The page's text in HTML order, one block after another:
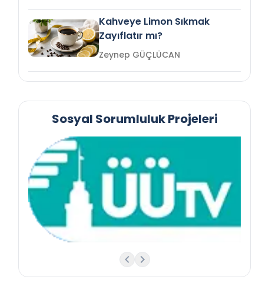
Kahveye Limon Sıkmak
Zayıflatır mı?
Zeynep GÜÇLÜCAN
Sosyal Sorumluluk Projeleri